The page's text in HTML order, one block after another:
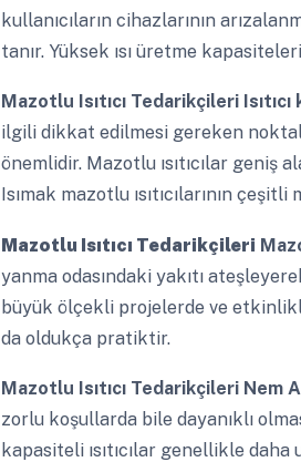
kullanıcıların cihazlarının
tanır. Yüksek ısı üretme
Mazotlu Isıtıcı Tedarikçileri
ilgili dikkat edilmesi gereken
önemlidir. Mazotlu ısıtıcılar geniş
Isımak mazotlu ısıtıcılarının
Mazotlu Isıtıcı Tedarikçileri
yanma odasındaki yakıtı
büyük ölçekli projelerde ve
da oldukça pratiktir.
Mazotlu Isıtıcı TedarikçileriNem
zorlu koşullarda bile dayanıklı
kapasiteli ısıtıcılar genellikle daha